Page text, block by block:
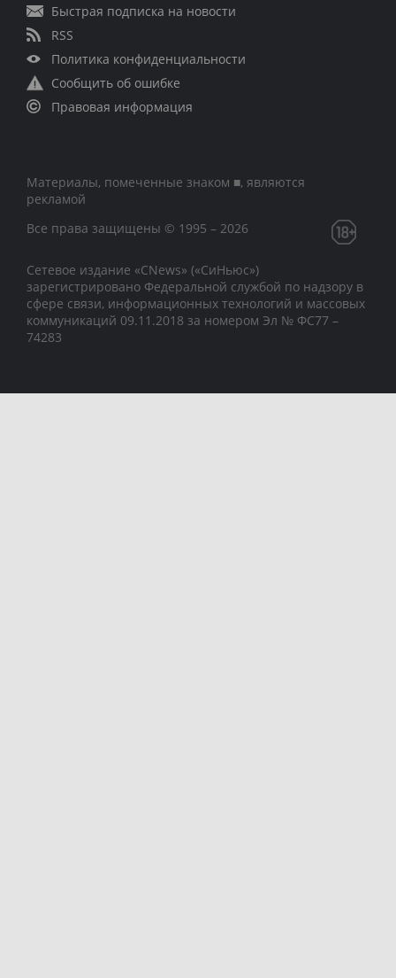
Быстрая подписка на новости
RSS
Политика конфиденциальности
Сообщить об ошибке
Правовая информация
Материалы, помеченные знаком ■, являются
рекламой
Все права защищены © 1995 – 2026
Сетевое издание «CNews» («СиНьюс»)
зарегистрировано Федеральной службой по надзору в
сфере связи, информационных технологий и массовых
коммуникаций 09.11.2018 за номером Эл № ФС77 –
74283